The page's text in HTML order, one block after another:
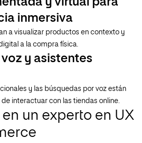
inmersiva
a visualizar productos en contexto y
a la compra física.
y asistentes
y las búsquedas por voz están
interactuar con las tiendas online.
un experto en UX